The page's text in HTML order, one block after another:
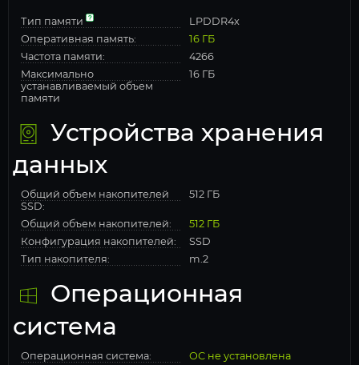
Тип памяти
LPDDR4x
Оперативная память:
16 ГБ
Частота памяти:
4266
Максимально
устанавливаемый объем
памяти
16 ГБ
Устройства хранения
данных
Общий объем накопителей
SSD:
512 ГБ
Общий объем накопителей:
512 ГБ
Конфигурация накопителей:
SSD
Тип накопителя:
m.2
Операционная
система
Операционная система: ОС не установлена